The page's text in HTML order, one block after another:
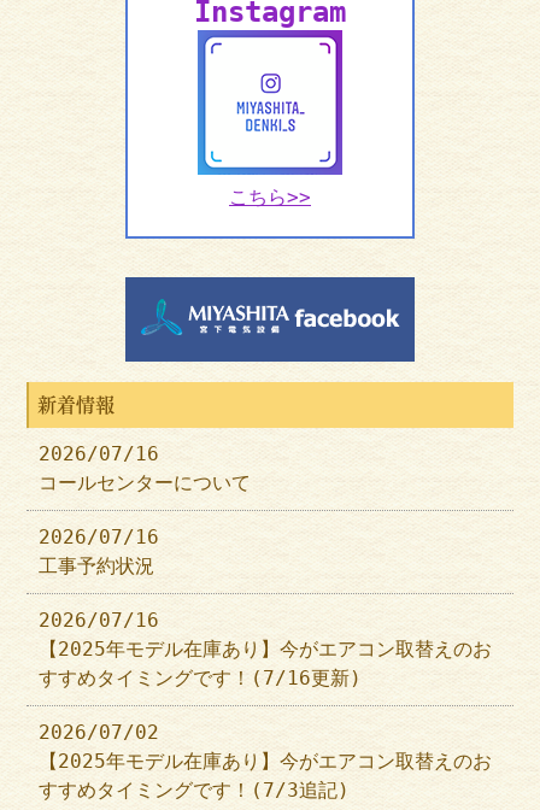
Instagram
こちら>>
新着情報
2026/07/16
コールセンターについて
2026/07/16
工事予約状況
2026/07/16
【2025年モデル在庫あり】今がエアコン取替えのお
すすめタイミングです！(7/16更新)
2026/07/02
【2025年モデル在庫あり】今がエアコン取替えのお
すすめタイミングです！(7/3追記)